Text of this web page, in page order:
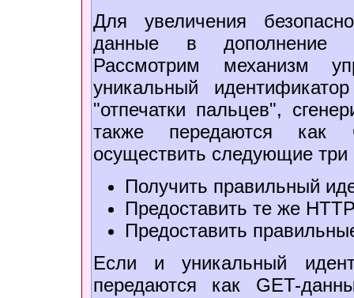
Для увеличения
данные в дополнение к
Рассмотрим механизм
уникальный
"отпечатки пальцев",
также передаются как
осуществить следующие
Получить правильный
Предоставить те же
Предоставить
Если и уникальный
передаются как GET-